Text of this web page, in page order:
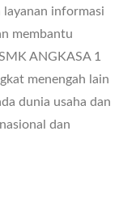
informasi
membantu
ANGKASA 1
menengah lain
dunia usaha dan
dan